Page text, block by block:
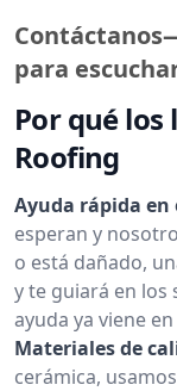
para
Por qué los
Roofing
Ayuda rápida en
esperan y
o está dañado,
y te guiará en los
ayuda ya viene
Materiales de
cerámica,